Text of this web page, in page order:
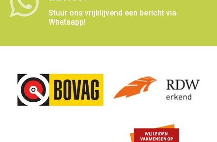
Stuur ons vrijblijvend een bericht via
Whatsapp!